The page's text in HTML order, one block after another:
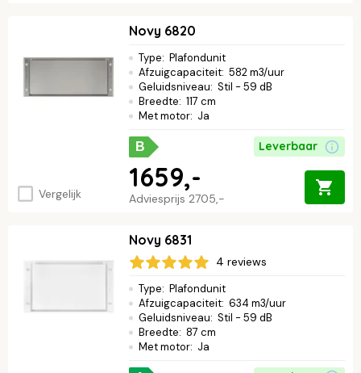
Vergelijk
Novy 6820
Type: Plafondunit
Afzuigcapaciteit: 582 m3/uur
Geluidsniveau: Stil - 59 dB
Breedte: 117 cm
Met motor: Ja
B Leverbaar
Adviesprijs 2705,-
1659,-
Novy 6831
4 reviews
Type: Plafondunit
Afzuigcapaciteit: 634 m3/uur
Geluidsniveau: Stil - 59 dB
Breedte: 87 cm
Met motor: Ja